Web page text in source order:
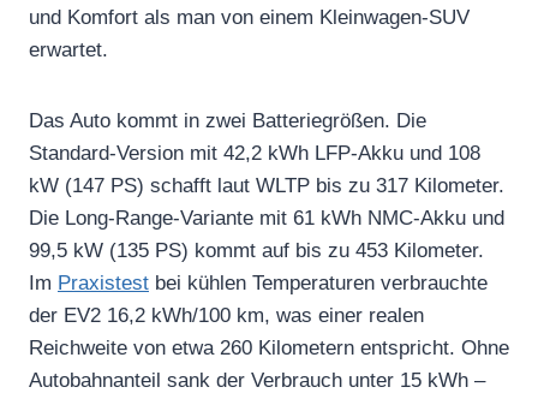
und Komfort als man von einem Kleinwagen-SUV
erwartet.
Das Auto kommt in zwei Batteriegrößen. Die
Standard-Version mit 42,2 kWh LFP-Akku und 108
kW (147 PS) schafft laut WLTP bis zu 317 Kilometer.
Die Long-Range-Variante mit 61 kWh NMC-Akku und
99,5 kW (135 PS) kommt auf bis zu 453 Kilometer.
Im Praxistest bei kühlen Temperaturen verbrauchte
der EV2 16,2 kWh/100 km, was einer realen
Reichweite von etwa 260 Kilometern entspricht. Ohne
Autobahnanteil sank der Verbrauch unter 15 kWh –